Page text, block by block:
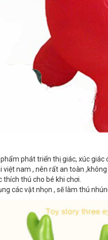
phát triển thị giác, xúc giác
việt nam , nên rất an toàn
thích thú cho bé khi chơi.
các vật nhọn , sẽ làm thú